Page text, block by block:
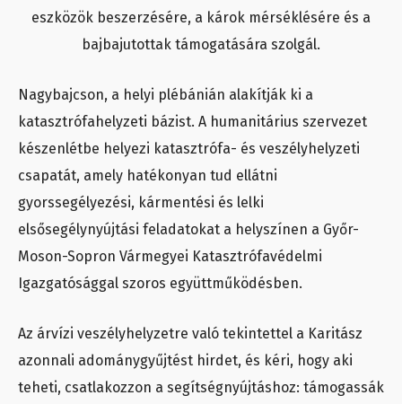
eszközök beszerzésére, a károk mérséklésére és a
bajbajutottak támogatására szolgál.
Nagybajcson, a helyi plébánián alakítják ki a
katasztrófahelyzeti bázist. A humanitárius szervezet
készenlétbe helyezi katasztrófa- és veszélyhelyzeti
csapatát, amely hatékonyan tud ellátni
gyorssegélyezési, kármentési és lelki
elsősegélynyújtási feladatokat a helyszínen a Győr-
Moson-Sopron Vármegyei Katasztrófavédelmi
Igazgatósággal szoros együttműködésben.
Az árvízi veszélyhelyzetre való tekintettel a Karitász
azonnali adománygyűjtést hirdet, és kéri, hogy aki
teheti, csatlakozzon a segítségnyújtáshoz: támogassák